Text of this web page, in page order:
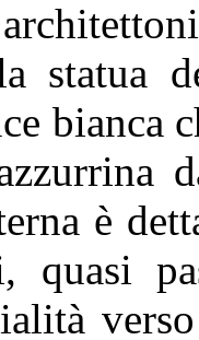
statua
bianca
è
quasi